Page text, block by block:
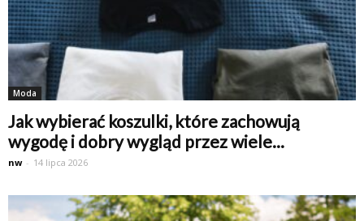
Moda
Jak wybierać koszulki, które zachowują
wygodę i dobry wygląd przez wiele...
nw - 14 lipca 2026